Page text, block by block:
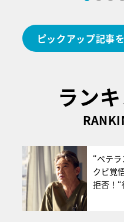
ピックアップ記事
ラン
“ベテ
クビ覚
拒否！